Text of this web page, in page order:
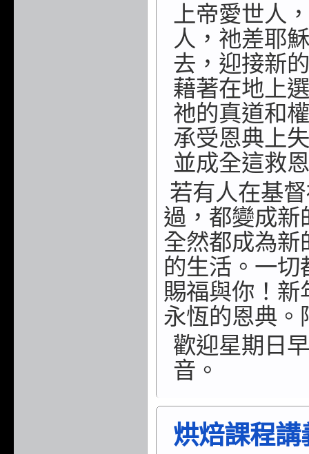
上帝愛世人
人，祂差耶
去，迎接新的
藉著在地上
祂的真道和
承受恩典上
並成全這救
若有人在基
過， 都變成新
全然都成為新
的生活。一切
賜福與你！新
永恆的恩典。
歡迎星期日
音。
烘焙課程